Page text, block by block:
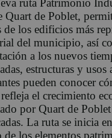
ruta Patrimonio
Quart de Poblet,
los edificios más
del municipio, así
a los nuevos
estructuras y usos
pueden conocer
el crecimiento
por Quart de
La ruta se inicia
los elementos